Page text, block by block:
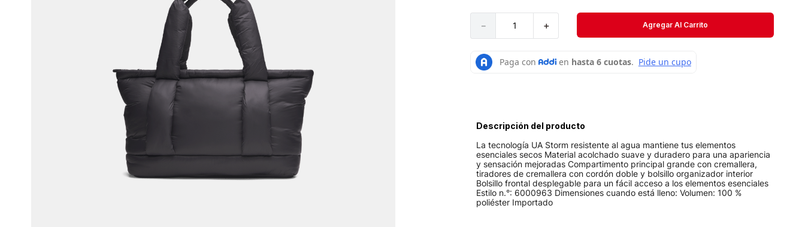
＋
－ Agregar Al Carrito
Descripción del producto
La tecnología UA Storm resistente al agua mantiene tus elementos
esenciales secos Material acolchado suave y duradero para una apariencia
y sensación mejoradas Compartimento principal grande con cremallera,
tiradores de cremallera con cordón doble y bolsillo organizador interior
Bolsillo frontal desplegable para un fácil acceso a los elementos esenciales
Estilo n.°: 6000963 Dimensiones cuando está lleno: Volumen: 100 %
poliéster Importado
Velociti
Medias